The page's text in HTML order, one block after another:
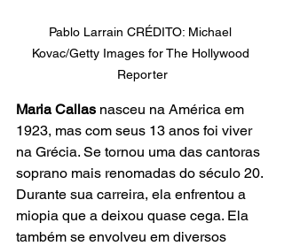
Pablo Larrain CRÉDITO: Michael
Kovac/Getty Images for The Hollywood
Reporter
Maria Callas nasceu na América em
1923, mas com seus 13 anos foi viver
na Grécia. Se tornou uma das cantoras
soprano mais renomadas do século 20.
Durante sua carreira, ela enfrentou a
miopia que a deixou quase cega. Ela
também se envolveu em diversos